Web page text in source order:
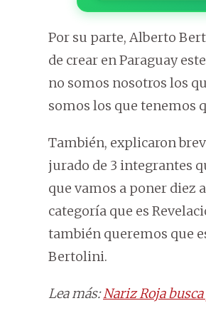
Por su parte, Alberto
de crear en Paraguay
no somos nosotros los
somos los que tenemos
También, explicaron
jurado de 3 integrantes
que vamos a poner diez
categoría que es
también queremos que
Bertolini.
Lea más:Nariz Roja